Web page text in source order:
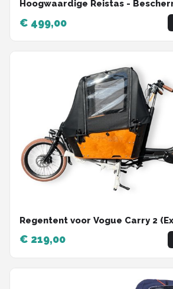
Hoogwaardige Reistas -
€ 499,00
Regentent voor Vogue Carry 2
€ 219,00